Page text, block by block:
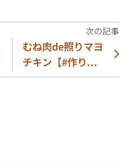
むね肉de照りマヨ
チキン【#作り...